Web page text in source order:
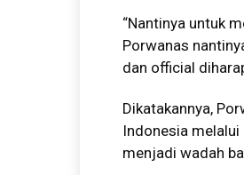
“Nantinya untuk
Porwanas
dan official
Dikatakannya,
Indonesia
menjadi wadah